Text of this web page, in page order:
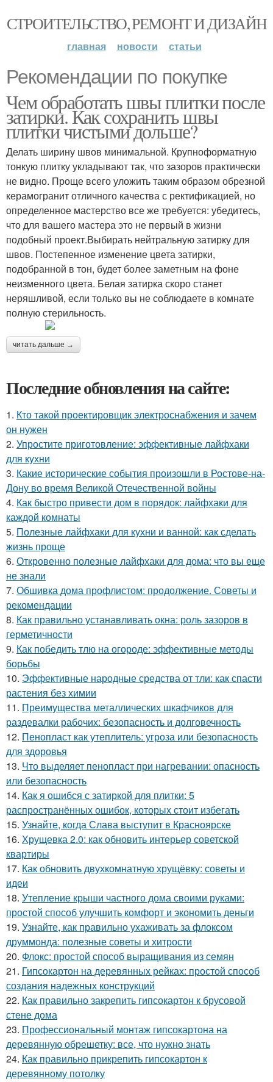
СТРОИТЕЛЬСТВО, РЕМОНТ И ДИЗАЙН
главная новости статьи
Рекомендации по покупке
Чем обработать швы плитки после
затирки. Как сохранить швы
плитки чистыми дольше?
Делать ширину швов минимальной. Крупноформатную
тонкую плитку укладывают так, что зазоров практически
не видно. Проще всего уложить таким образом обрезной
керамогранит отличного качества с ректификацией, но
определенное мастерство все же требуется: убедитесь,
что для вашего мастера это не первый в жизни
подобный проект.Выбирать нейтральную затирку для
швов. Постепенное изменение цвета затирки,
подобранной в тон, будет более заметным на фоне
неизменного цвета. Белая затирка скоро станет
неряшливой, если только вы не соблюдаете в комнате
полную стерильность.
читать дальше →
Последние обновления на сайте:
1. Кто такой проектировщик электроснабжения и зачем
он нужен
2. Упростите приготовление: эффективные лайфхаки
для кухни
3. Какие исторические события произошли в Ростове-на-
Дону во время Великой Отечественной войны
4. Как быстро привести дом в порядок: лайфхаки для
каждой комнаты
5. Полезные лайфхаки для кухни и ванной: как сделать
жизнь проще
6. Откровенно полезные лайфхаки для дома: что вы еще
не знали
7. Обшивка дома профлистом: продолжение. Советы и
рекомендации
8. Как правильно устанавливать окна: роль зазоров в
герметичности
9. Как победить тлю на огороде: эффективные методы
борьбы
10. Эффективные народные средства от тли: как спасти
растения без химии
11. Преимущества металлических шкафчиков для
раздевалки рабочих: безопасность и долговечность
12. Пенопласт как утеплитель: угроза или безопасность
для здоровья
13. Что выделяет пенопласт при нагревании: опасность
или безопасность
14. Как я ошибся с затиркой для плитки: 5
распространённых ошибок, которых стоит избегать
15. Узнайте, когда Слава выступит в Красноярске
16. Хрущевка 2.0: как обновить интерьер советской
квартиры
17. Как обновить двухкомнатную хрущёвку: советы и
идеи
18. Утепление крыши частного дома своими руками:
простой способ улучшить комфорт и экономить деньги
19. Узнайте, как правильно ухаживать за флоксом
друммонда: полезные советы и хитрости
20. Флокс: простой способ выращивания из семян
21. Гипсокартон на деревянных рейках: простой способ
создания надежных конструкций
22. Как правильно закрепить гипсокартон к брусовой
стене дома
23. Профессиональный монтаж гипсокартона на
деревянную обрешетку: все, что нужно знать
24. Как правильно прикрепить гипсокартон к
деревянному потолку